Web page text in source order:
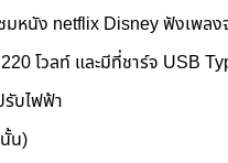
หนัง netflix Disney ฟังเพลง
โวลท์ และมีที่ชาร์จ USB
รับไฟฟ้า
น)